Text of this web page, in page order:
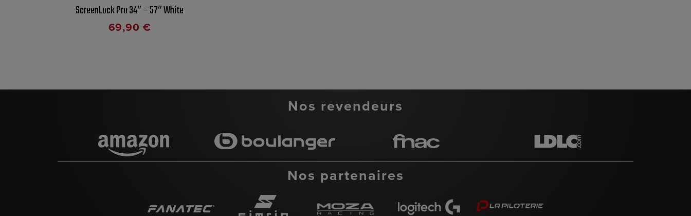
ScreenLock Pro 34″ – 57″ White
69,90 €
Nos revendeurs
Nos partenaires